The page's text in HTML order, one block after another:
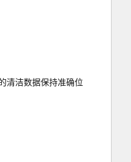
清洁数据保持准确位